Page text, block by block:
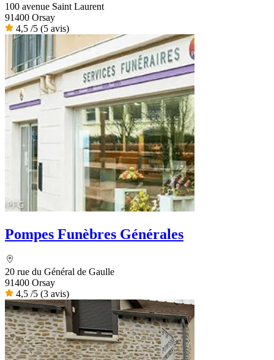
100 avenue Saint Laurent
91400 Orsay
4,5 /5 (5 avis)
Pompes Funèbres Générales
20 rue du Général de Gaulle
91400 Orsay
4,5 /5 (3 avis)